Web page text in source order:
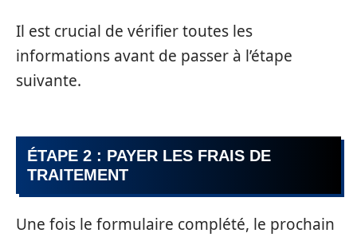
Il est crucial de vérifier toutes les
informations avant de passer à l’étape
suivante.
ÉTAPE 2 : PAYER LES FRAIS DE
TRAITEMENT
Une fois le formulaire complété, le prochain